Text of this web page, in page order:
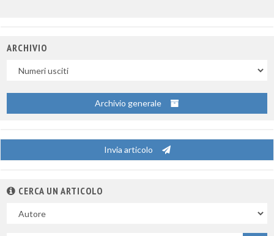
ARCHIVIO
Archivio generale
Invia articolo
CERCA UN ARTICOLO
campo